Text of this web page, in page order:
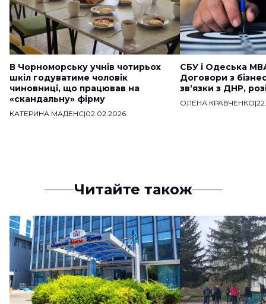
В Чорноморську учнів чотирьох
шкіл годуватиме чоловік
чиновниці, що працював на
«скандальну» фірму
КАТЕРИНА МАДЕНС|02.02.2026
СБУ і Одеська
Договори з
звʼязки з ДНР,
ОЛЕНА КРАВЧЕНКО|
Читайте також